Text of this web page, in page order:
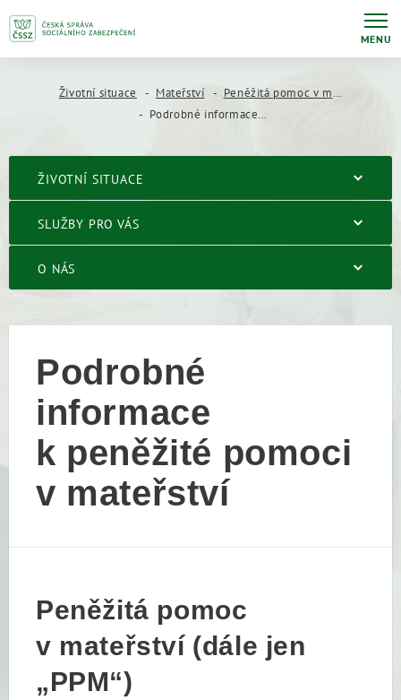
MENU
Životní situace Mateřství
Peněžitá pomoc v mateřství
Podrobné informace o peněžité pomoci v mateřství
ŽIVOTNÍ SITUACE
SLUŽBY PRO VÁS
O NÁS
Podrobné
informace
k peněžité pomoci
v mateřství
Peněžitá pomoc
v mateřství (dále jen
„PPM“)